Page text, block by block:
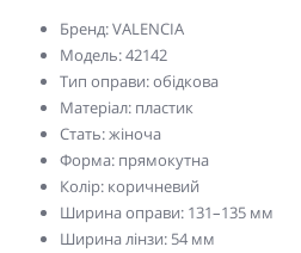
Бренд: VALENCIA
Модель: 42142
Тип оправи: обідкова
Матеріал: пластик
Стать: жіноча
Форма: прямокутна
Колір: коричневий
Ширина оправи: 131–135 мм
Ширина лінзи: 54 мм